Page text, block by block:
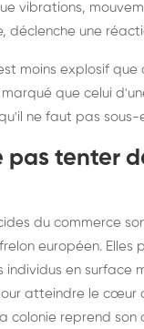
vibrations,
déclenche une
moins explosif que
que celui
ne faut pas sous-
pas tenter
du commerce
européen. Elles
individus en surface
atteindre le cœur
colonie reprend son